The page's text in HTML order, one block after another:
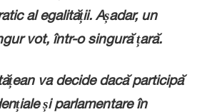
al egalității. Așadar, un
vot, într-o singură țară.
va decide dacă participă
și parlamentare în